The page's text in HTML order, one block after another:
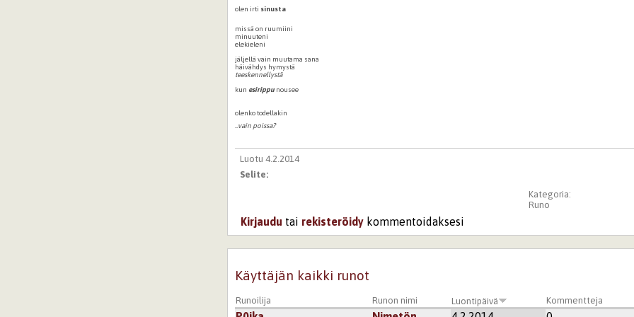
olen irti sinusta
missä on ruumiini
minuuteni
elekieleni
jäljellä vain muutama sana
häivähdys hymystä
teeskennellystä
kun esirippu nousee
olenko todellakin
..vain poissa?
Luotu 4.2.2014
Selite:
Kategoria:
Runo
Kirjaudu tai rekisteröidy kommentoidaksesi
Käyttäjän kaikki runot
Runoilija Runon nimi Luontipäivä Kommentteja